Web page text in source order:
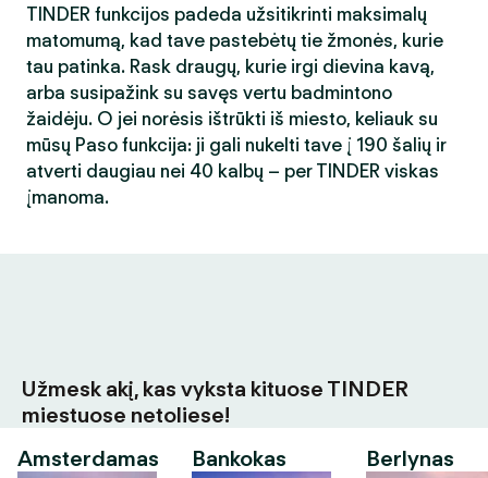
TINDER funkcijos padeda užsitikrinti maksimalų
matomumą, kad tave pastebėtų tie žmonės, kurie
tau patinka. Rask draugų, kurie irgi dievina kavą,
arba susipažink su savęs vertu badmintono
žaidėju. O jei norėsis ištrūkti iš miesto, keliauk su
mūsų Paso funkcija: ji gali nukelti tave į 190 šalių ir
atverti daugiau nei 40 kalbų – per TINDER viskas
įmanoma.
Užmesk akį, kas vyksta kituose TINDER
miestuose netoliese!
Amsterdamas
Bankokas Berlynas